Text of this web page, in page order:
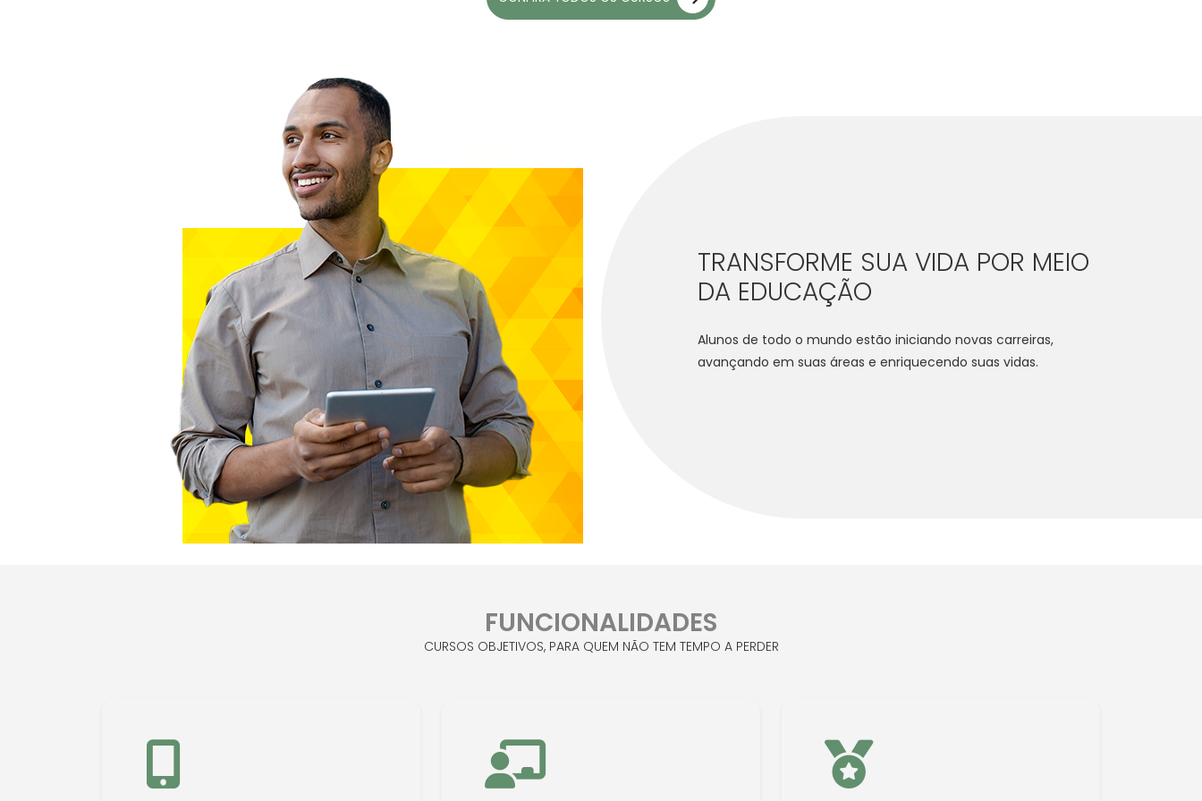
TRANSFORME SUA VIDA POR MEIO
DA EDUCAÇÃO
Alunos de todo o mundo estão iniciando novas carreiras,
avançando em suas áreas e enriquecendo suas vidas.
FUNCIONALIDADES
CURSOS OBJETIVOS, PARA QUEM NÃO TEM TEMPO A PERDER